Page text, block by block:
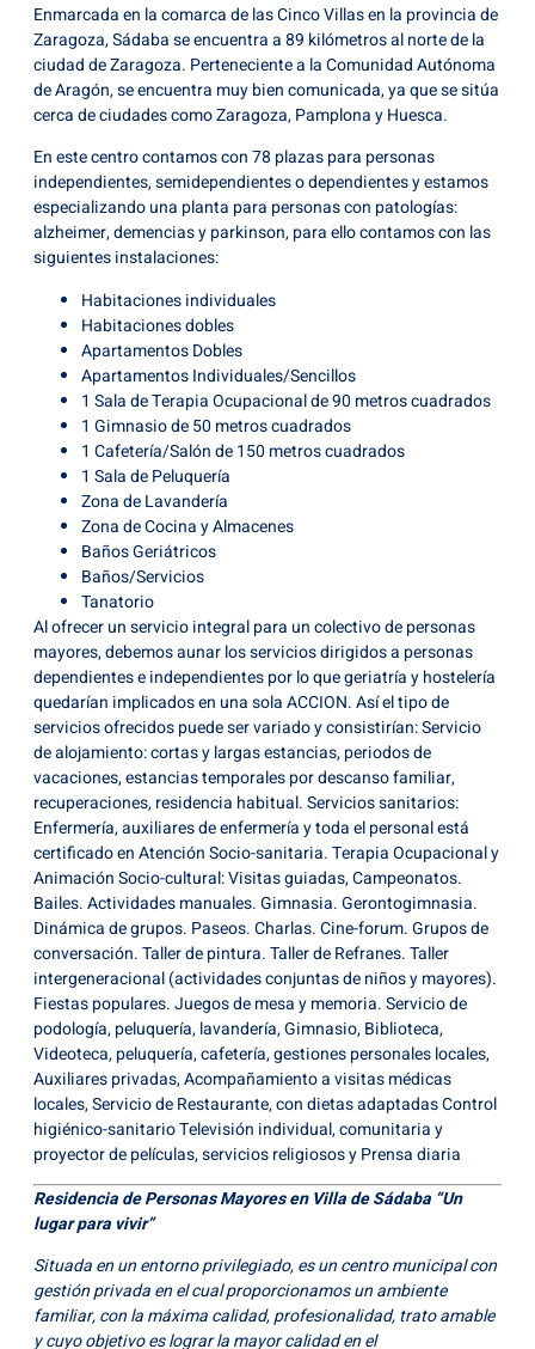
Enmarcada en la comarca de las Cinco Villas en la provincia de
Zaragoza, Sádaba se encuentra a 89 kilómetros al norte de la
ciudad de Zaragoza. Perteneciente a la Comunidad Autónoma
de Aragón, se encuentra muy bien comunicada, ya que se sitúa
cerca de ciudades como Zaragoza, Pamplona y Huesca.
En este centro contamos con 78 plazas para personas
independientes, semidependientes o dependientes y estamos
especializando una planta para personas con patologías:
alzheimer, demencias y parkinson, para ello contamos con las
siguientes instalaciones:
Habitaciones individuales
Habitaciones dobles
Apartamentos Dobles
Apartamentos Individuales/Sencillos
1 Sala de Terapia Ocupacional de 90 metros cuadrados
1 Gimnasio de 50 metros cuadrados
1 Cafetería/Salón de 150 metros cuadrados
1 Sala de Peluquería
Zona de Lavandería
Zona de Cocina y Almacenes
Baños Geriátricos
Baños/Servicios
Tanatorio
Al ofrecer un servicio integral para un colectivo de personas
mayores, debemos aunar los servicios dirigidos a personas
dependientes e independientes por lo que geriatría y hostelería
quedarían implicados en una sola ACCION. Así el tipo de
servicios ofrecidos puede ser variado y consistirían: Servicio
de alojamiento: cortas y largas estancias, periodos de
vacaciones, estancias temporales por descanso familiar,
recuperaciones, residencia habitual. Servicios sanitarios:
Enfermería, auxiliares de enfermería y toda el personal está
certificado en Atención Socio-sanitaria. Terapia Ocupacional y
Animación Socio-cultural: Visitas guiadas, Campeonatos.
Bailes. Actividades manuales. Gimnasia. Gerontogimnasia.
Dinámica de grupos. Paseos. Charlas. Cine-forum. Grupos de
conversación. Taller de pintura. Taller de Refranes. Taller
intergeneracional (actividades conjuntas de niños y mayores).
Fiestas populares. Juegos de mesa y memoria. Servicio de
podología, peluquería, lavandería, Gimnasio, Biblioteca,
Videoteca, peluquería, cafetería, gestiones personales locales,
Auxiliares privadas, Acompañamiento a visitas médicas
locales, Servicio de Restaurante, con dietas adaptadas Control
higiénico-sanitario Televisión individual, comunitaria y
proyector de películas, servicios religiosos y Prensa diaria
Residencia de Personas Mayores en Villa de Sádaba “Un
lugar para vivir”
Situada en un entorno privilegiado, es un centro municipal con
gestión privada en el cual proporcionamos un ambiente
familiar, con la máxima calidad, profesionalidad, trato amable
y cuyo objetivo es lograr la mayor calidad en el